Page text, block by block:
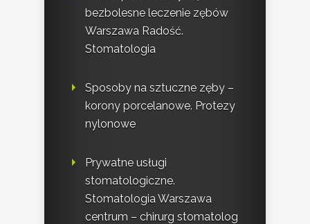
bezbolesne leczenie zębów
Warszawa Radość.
Stomatologia
Sposoby na sztuczne zęby –
korony porcelanowe. Protezy
nylonowe
Prywatne usługi
stomatologiczne.
Stomatologia Warszawa
centrum – chirurg stomatolog